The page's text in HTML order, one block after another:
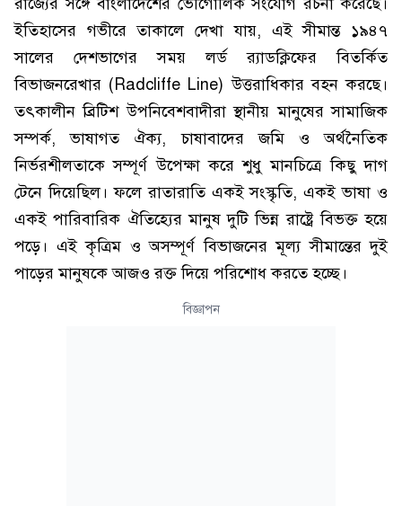
ইতিহাসের গভীরে তাকালে দেখা যায়, এই সীমান্ত ১৯৪৭
সালের দেশভাগের সময় লর্ড র‍্যাডক্লিফের বিতর্কিত
বিভাজনরেখার (Radcliffe Line) উত্তরাধিকার বহন করছে।
তৎকালীন ব্রিটিশ উপনিবেশবাদীরা স্থানীয় মানুষের সামাজিক
সম্পর্ক, ভাষাগত ঐক্য, চাষাবাদের জমি ও অর্থনৈতিক
নির্ভরশীলতাকে সম্পূর্ণ উপেক্ষা করে শুধু মানচিত্রে কিছু দাগ
টেনে দিয়েছিল। ফলে রাতারাতি একই সংস্কৃতি, একই ভাষা ও
একই পারিবারিক ঐতিহ্যের মানুষ দুটি ভিন্ন রাষ্ট্রে বিভক্ত হয়ে
পড়ে। এই কৃত্রিম ও অসম্পূর্ণ বিভাজনের মূল্য সীমান্তের দুই
পাড়ের মানুষকে আজও রক্ত দিয়ে পরিশোধ করতে হচ্ছে।
বিজ্ঞাপন